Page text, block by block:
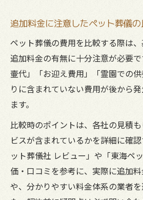
追加料金に注意したペット葬儀
ペット葬儀の費用を比較する際は
追加料金の有無に十分注意が必要
壷代」「お迎え費用」「霊園での
りに含まれていない費用が後から
ます。
比較時のポイントは、各社の見積
ビスが含まれているかを詳細に確
ット葬儀社 レビュー」や「東海ペ
価・口コミを参考に、実際に追加
や、分かりやすい料金体系の業者